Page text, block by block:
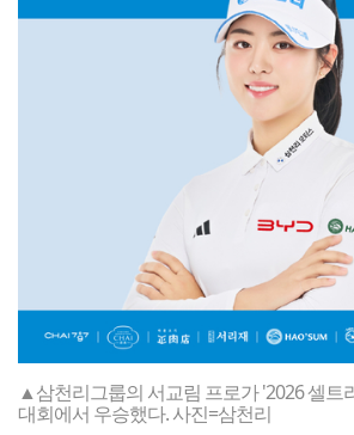
▲삼천리그룹의 서교림 프로가 '2026 셀트
대회에서 우승했다. 사진=삼천리